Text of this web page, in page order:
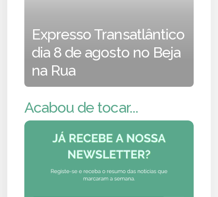
Expresso Transatlântico
dia 8 de agosto no Beja
na Rua
Acabou de tocar...